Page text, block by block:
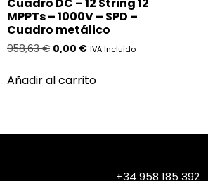
Cuadro DC – 12 String 12
MPPTs – 1000V – SPD –
Cuadro metálico
958,63€ 0,00 € IVA Incluido
Añadir al carrito
+34 958 185 392